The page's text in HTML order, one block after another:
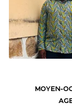
MOYEN-